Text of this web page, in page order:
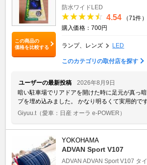
この商品の
価格を比較する
防水ワイドLED
4.54
（71件）
購入価格：700円
ランプ、レンズ LED
このカテゴリの取付店を探す
ユーザーの最新投稿
2026年8月9日
暗い駐車場でリアドアを開けた時に足元が真っ
プを埋め込みました。 かなり明るくて実用的です
Giyuu.t （愛車：日産 オーラ e-POWER）
YOKOHAMA
ADVAN Sport V107
ADVAN ADVAN Sport V107 タ